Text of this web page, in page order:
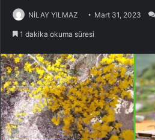
NİLAY YILMAZ Mart 31, 2023
1 dakika okuma süresi